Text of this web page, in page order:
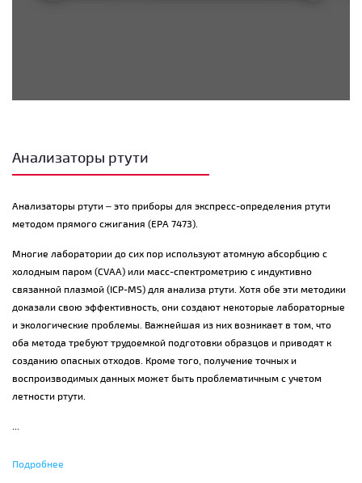
Анализаторы ртути
Анализаторы ртути – это приборы для экспресс-определения ртути
методом прямого сжигания (EPA 7473).
Многие лаборатории до сих пор используют атомную абсорбцию с
холодным паром (CVAA) или масс-спектрометрию с индуктивно
связанной плазмой (ICP-MS) для анализа ртути. Хотя обе эти методики
доказали свою эффективность, они создают некоторые лабораторные
и экологические проблемы. Важнейшая из них возникает в том, что
оба метода требуют трудоемкой подготовки образцов и приводят к
созданию опасных отходов. Кроме того, получение точных и
воспроизводимых данных может быть проблематичным с учетом
летности ртути.
Метод EPA 7473 не нуждается в пробоподготовке и позволяет
Подробнее